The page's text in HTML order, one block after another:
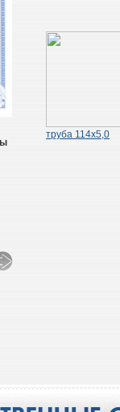
труба 114х5,0